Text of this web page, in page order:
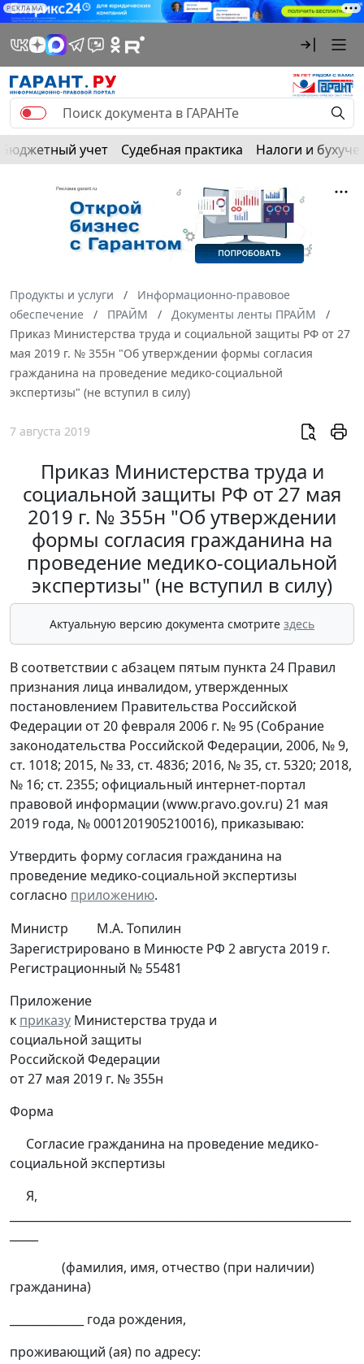
РЕКЛАМА
Бюджетный учет Судебная практика Налоги и
Продукты и услуги
Информационно-правовое
обеспечение
ПРАЙМ
Документы ленты ПРАЙМ
Приказ Министерства труда и социальной защиты РФ от 27
мая 2019 г. № 355н "Об утверждении формы согласия
гражданина на проведение медико-социальной
экспертизы" (не вступил в силу)
7 августа 2019
Приказ Министерства труда и
социальной защиты РФ от 27 мая
2019 г. № 355н "Об утверждении
формы согласия гражданина на
проведение медико-социальной
экспертизы" (не вступил в силу)
Актуальную версию документа смотрите здесь
В соответствии с абзацем пятым пункта 24 Правил
признания лица инвалидом, утвержденных
постановлением Правительства Российской
Федерации от 20 февраля 2006 г. № 95 (Собрание
законодательства Российской Федерации, 2006, № 9,
ст. 1018; 2015, № 33, ст. 4836; 2016, № 35, ст. 5320; 2018,
№ 16; ст. 2355; официальный интернет-портал
правовой информации (www.pravo.gov.ru) 21 мая
2019 года, № 0001201905210016), приказываю:
Утвердить форму согласия гражданина на
проведение медико-социальной экспертизы
согласно приложению.
Министр
М.А. Топилин
Зарегистрировано в Минюсте РФ 2 августа 2019 г.
Регистрационный № 55481
Приложение
к приказу Министерства труда и
социальной защиты
Российской Федерации
от 27 мая 2019 г. № 355н
Форма
Согласие гражданина на проведение медико-
социальной экспертизы
Я,
(фамилия, имя, отчество (при наличии)
гражданина)
_____________ года рождения,
проживающий (ая) по адресу: